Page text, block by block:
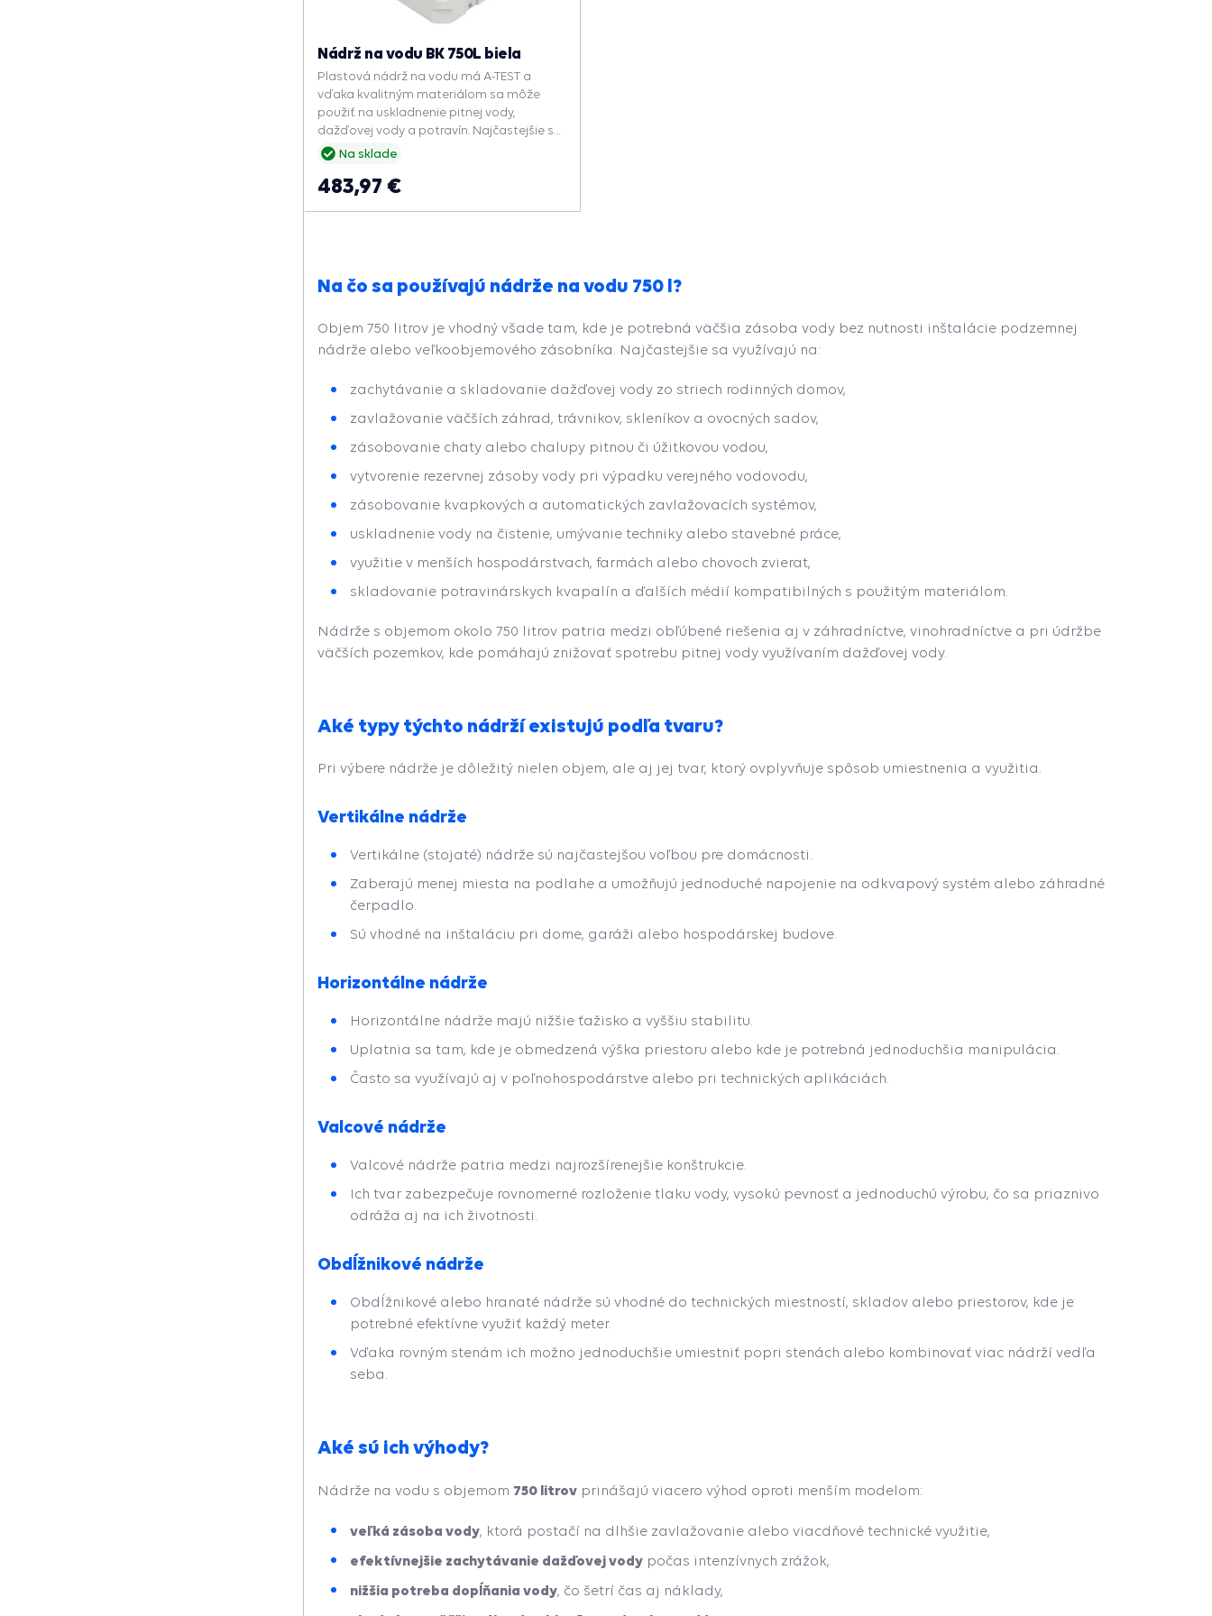
Na sklade
Nádrž na vodu BK 750L biela
Plastová nádrž na vodu má A-TEST a
vďaka kvalitným materiálom sa môže
použiť na uskladnenie pitnej vody,
dažďovej vody a potravín. Najčastejšie sa
používa na polievanie a zavlažovanie
záhradách a chatách. V spodnej časti
483,97 €
Na čo sa používajú nádrže na vodu 750 l?
Objem 750 litrov je vhodný všade tam, kde je potrebná väčšia zásoba vody bez nutnosti inštalácie podzemnej
nádrže alebo veľkoobjemového zásobníka. Najčastejšie sa využívajú na:
zachytávanie a skladovanie dažďovej vody zo striech rodinných domov,
zavlažovanie väčších záhrad, trávnikov, skleníkov a ovocných sadov,
zásobovanie chaty alebo chalupy pitnou či úžitkovou vodou,
vytvorenie rezervnej zásoby vody pri výpadku verejného vodovodu,
zásobovanie kvapkových a automatických zavlažovacích systémov,
uskladnenie vody na čistenie, umývanie techniky alebo stavebné práce,
využitie v menších hospodárstvach, farmách alebo chovoch zvierat,
skladovanie potravinárskych kvapalín a ďalších médií kompatibilných s použitým materiálom.
Nádrže s objemom okolo 750 litrov patria medzi obľúbené riešenia aj v záhradníctve, vinohradníctve a pri údržbe
väčších pozemkov, kde pomáhajú znižovať spotrebu pitnej vody využívaním dažďovej vody.
Aké typy týchto nádrží existujú podľa tvaru?
Pri výbere nádrže je dôležitý nielen objem, ale aj jej tvar, ktorý ovplyvňuje spôsob umiestnenia a využitia.
Vertikálne nádrže
Vertikálne (stojaté) nádrže sú najčastejšou voľbou pre domácnosti.
Zaberajú menej miesta na podlahe a umožňujú jednoduché napojenie na odkvapový systém alebo záhradné
čerpadlo.
Sú vhodné na inštaláciu pri dome, garáži alebo hospodárskej budove.
Horizontálne nádrže
Horizontálne nádrže majú nižšie ťažisko a vyššiu stabilitu.
Uplatnia sa tam, kde je obmedzená výška priestoru alebo kde je potrebná jednoduchšia manipulácia.
Často sa využívajú aj v poľnohospodárstve alebo pri technických aplikáciách.
Valcové nádrže
Valcové nádrže patria medzi najrozšírenejšie konštrukcie.
Ich tvar zabezpečuje rovnomerné rozloženie tlaku vody, vysokú pevnosť a jednoduchú výrobu, čo sa priaznivo
odráža aj na ich životnosti.
Obdĺžnikové nádrže
Obdĺžnikové alebo hranaté nádrže sú vhodné do technických miestností, skladov alebo priestorov, kde je
potrebné efektívne využiť každý meter.
Vďaka rovným stenám ich možno jednoduchšie umiestniť popri stenách alebo kombinovať viac nádrží vedľa
seba.
Aké sú ich výhody?
Nádrže na vodu s objemom 750 litrov prinášajú viacero výhod oproti menším modelom:
veľká zásoba vody, ktorá postačí na dlhšie zavlažovanie alebo viacdňové technické využitie,
efektívnejšie zachytávanie dažďovej vody počas intenzívnych zrážok,
nižšia potreba dopĺňania vody, čo šetrí čas aj náklady,